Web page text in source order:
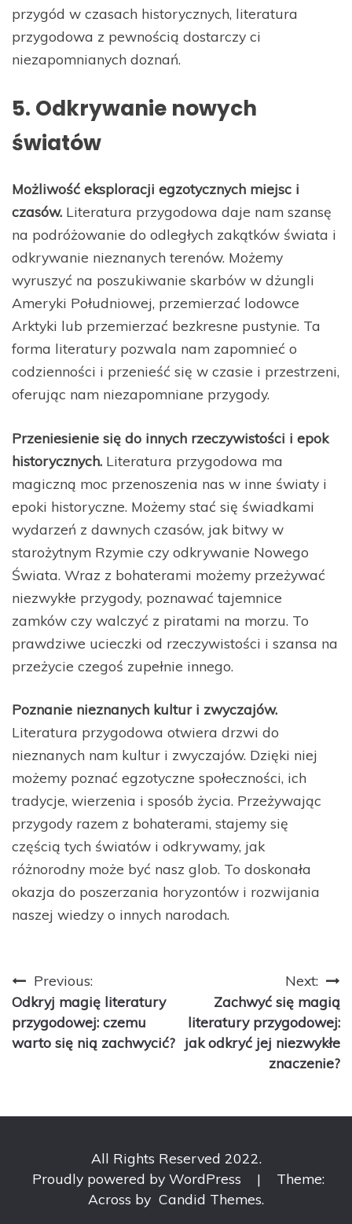
przygód w czasach historycznych, literatura
przygodowa z pewnością dostarczy ci
niezapomnianych doznań.
5. Odkrywanie nowych
światów
Możliwość eksploracji egzotycznych miejsc i
czasów. Literatura przygodowa daje nam szansę
na podróżowanie do odległych zakątków świata i
odkrywanie nieznanych terenów. Możemy
wyruszyć na poszukiwanie skarbów w dżungli
Ameryki Południowej, przemierzać lodowce
Arktyki lub przemierzać bezkresne pustynie. Ta
forma literatury pozwala nam zapomnieć o
codzienności i przenieść się w czasie i przestrzeni,
oferując nam niezapomniane przygody.
Przeniesienie się do innych rzeczywistości i epok
historycznych. Literatura przygodowa ma
magiczną moc przenoszenia nas w inne światy i
epoki historyczne. Możemy stać się świadkami
wydarzeń z dawnych czasów, jak bitwy w
starożytnym Rzymie czy odkrywanie Nowego
Świata. Wraz z bohaterami możemy przeżywać
niezwykłe przygody, poznawać tajemnice
zamków czy walczyć z piratami na morzu. To
prawdziwe ucieczki od rzeczywistości i szansa na
przeżycie czegoś zupełnie innego.
Poznanie nieznanych kultur i zwyczajów.
Literatura przygodowa otwiera drzwi do
nieznanych nam kultur i zwyczajów. Dzięki niej
możemy poznać egzotyczne społeczności, ich
tradycje, wierzenia i sposób życia. Przeżywając
przygody razem z bohaterami, stajemy się
częścią tych światów i odkrywamy, jak
różnorodny może być nasz glob. To doskonała
okazja do poszerzania horyzontów i rozwijania
naszej wiedzy o innych narodach.
Nawigacja
wpisu
Previous:
Odkryj magię literatury
przygodowej: czemu
warto się nią zachwycić?
Next:
Zachwyć się magią
literatury przygodowej:
jak odkryć jej niezwykłe
znaczenie?
All Rights Reserved 2022.
Proudly powered by WordPress
|
Theme:
Across by Candid Themes.